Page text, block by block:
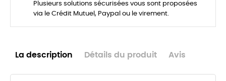
Plusieurs solutions sécurisées vous sont proposées
via le Crédit Mutuel, Paypal ou le virement.
La description Détails du produit Avis